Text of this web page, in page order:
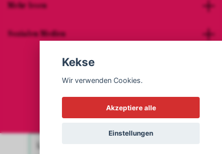
Mehr lesen
Sozialen Medien
© 2026 Hot Woman Clothes
Kekse
Wir verwenden Cookies.
Akzeptiere alle
Einstellungen